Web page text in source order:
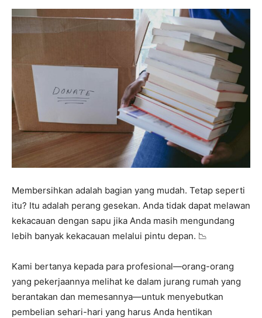
Membersihkan adalah bagian yang mudah. Tetap seperti
itu? Itu adalah perang gesekan. Anda tidak dapat melawan
kekacauan dengan sapu jika Anda masih mengundang
lebih banyak kekacauan melalui pintu depan. 📉
Kami bertanya kepada para profesional—orang-orang
yang pekerjaannya melihat ke dalam jurang rumah yang
berantakan dan memesannya—untuk menyebutkan
pembelian sehari-hari yang harus Anda hentikan